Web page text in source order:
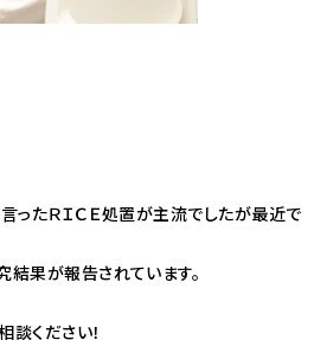
ったＲＩＣＥ処置が主流でしたが最近で
果が報告されています。
ください！